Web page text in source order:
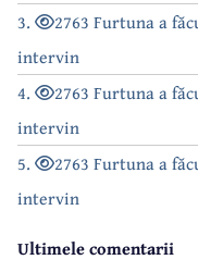
3.
2763 Furtuna a
intervin
4.
2763 Furtuna a
intervin
5.
2763 Furtuna a
intervin
Ultimele comentarii